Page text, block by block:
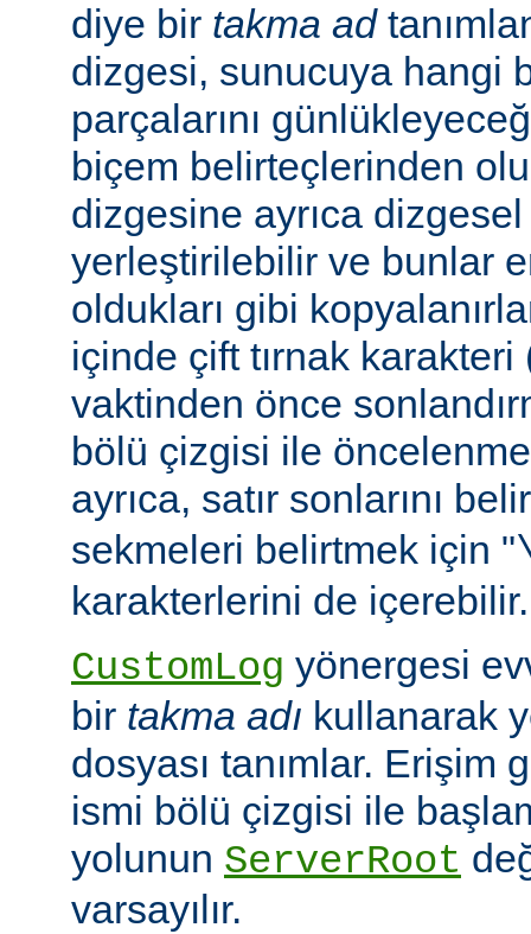
diye bir takma ad
dizgesi, sunucuya hangi
parçalarını
biçem belirteçlerinden
dizgesine ayrıca
yerleştirilebilir ve bunlar
oldukları gibi
içinde çift tırnak
vaktinden önce
bölü çizgisi ile
ayrıca, satır sonlarını
sekmeleri belirtmek için "
karakterlerini de içerebilir.
CustomLog yönergesi
bir takma adı kullanarak
dosyası tanımlar. Erişim
ismi bölü çizgisi ile
yolunun ServerRoot
varsayılır.